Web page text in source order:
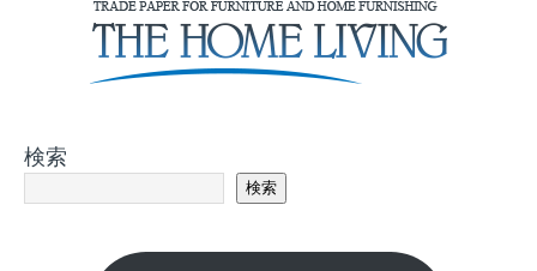
検索
検索